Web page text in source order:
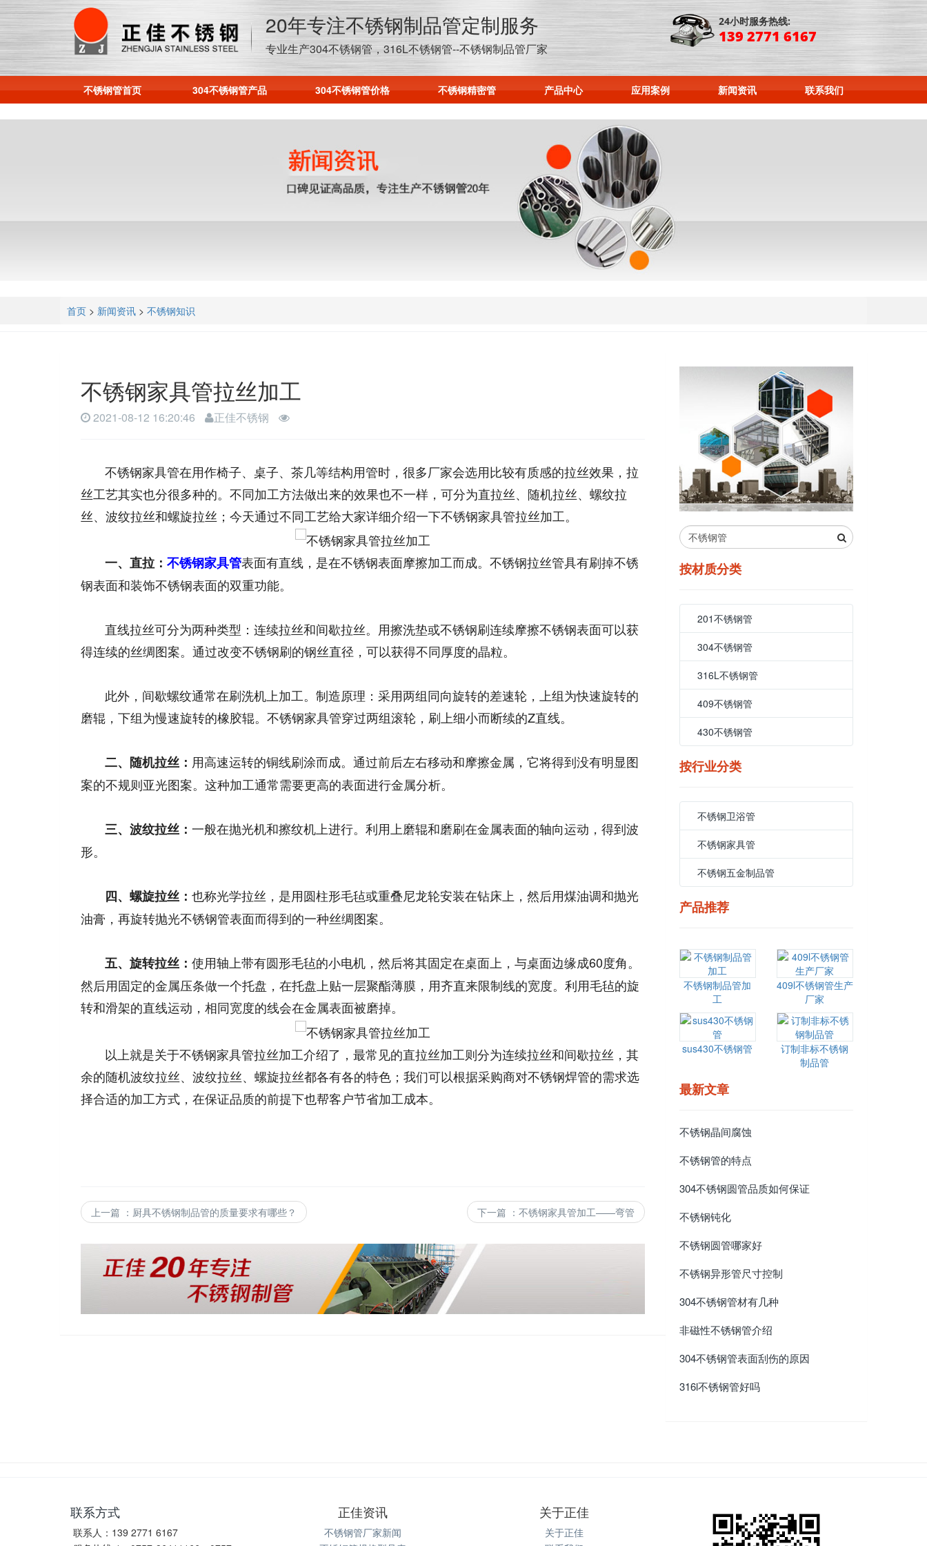
20年专注不锈钢制品管定制服务
专业生产304不锈钢管，316L不锈钢管--不锈钢制品管厂家
24小时服务热线:
139 2771 6167
不锈钢管首页 304不锈钢管产品 304不锈钢管价格 不锈钢精密管 产品中心 应用案例 新闻资讯 联系我们
首页 > 新闻资讯 > 不锈钢知识
不锈钢家具管拉丝加工
2021-08-12 16:20:46 正佳不锈钢
不锈钢家具管在用作椅子、桌子、茶几等结构用管时，很多厂家会选用比较有质感的拉丝效果，拉
丝工艺其实也分很多种的。不同加工方法做出来的效果也不一样，可分为直拉丝、随机拉丝、螺纹拉
丝、波纹拉丝和螺旋拉丝；今天通过不同工艺给大家详细介绍一下不锈钢家具管拉丝加工。
一、直拉： 不锈钢家具管表面有直线，是在不锈钢表面摩擦加工而成。不锈钢拉丝管具有刷掉不锈
钢表面和装饰不锈钢表面的双重功能。
直线拉丝可分为两种类型：连续拉丝和间歇拉丝。用擦洗垫或不锈钢刷连续摩擦不锈钢表面可以获
得连续的丝绸图案。通过改变不锈钢刷的钢丝直径，可以获得不同厚度的晶粒。
此外，间歇螺纹通常在刷洗机上加工。制造原理：采用两组同向旋转的差速轮，上组为快速旋转的
磨辊，下组为慢速旋转的橡胶辊。不锈钢家具管穿过两组滚轮，刷上细小而断续的Z直线。
二、 随机拉丝 ： 用高速运转的铜线刷涂而成。通过前后左右移动和摩擦金属，它将得到没有明显图
案的不规则亚光图案。这种加工通常需要更高的表面进行金属分析。
三、 波纹拉丝： 一般在抛光机和擦纹机上进行。利用上磨辊和磨刷在金属表面的轴向运动，得到波
形。
四、 螺旋拉丝： 也称光学拉丝，是用圆柱形毛毡或重叠尼龙轮安装在钻床上，然后用煤油调和抛光
油膏，再旋转抛光不锈钢管表面而得到的一种丝绸图案。
五、旋转拉丝： 使用轴上带有圆形毛毡的小电机，然后将其固定在桌面上，与桌面边缘成60度角。
然后用固定的金属压条做一个托盘，在托盘上贴一层聚酯薄膜，用齐直来限制线的宽度。利用毛毡的旋
转和滑架的直线运动，相同宽度的线会在金属表面被磨掉。
以上就是关于不锈钢家具管拉丝加工介绍了，最常见的直拉丝加工则分为连续拉丝和间歇拉丝，其
余的随机波纹拉丝、波纹拉丝、螺旋拉丝都各有各的特色；我们可以根据采购商对不锈钢焊管的需求选
择合适的加工方式，在保证品质的前提下也帮客户节省加工成本。
上一篇 ： 厨具不锈钢制品管的质量要求有哪些？ 下一篇 ： 不锈钢家具管加工——弯管
按材质分类
201不锈钢管
304不锈钢管
316L不锈钢管
409不锈钢管
430不锈钢管
按行业分类
不锈钢卫浴管
不锈钢家具管
不锈钢五金制品管
产品推荐
不锈钢制品管加
工
409l不锈钢管生产
厂家
sus430不锈钢管
订制非标不锈钢
制品管
最新文章
不锈钢晶间腐蚀
不锈钢管的特点
304不锈钢圆管品质如何保证
不锈钢钝化
不锈钢圆管哪家好
不锈钢异形管尺寸控制
304不锈钢管材有几种
非磁性不锈钢管介绍
304不锈钢管表面刮伤的原因
316l不锈钢管好吗
联系方式
联系人：139 2771 6167
正佳资讯
不锈钢管厂家新闻
关于正佳
关于正佳